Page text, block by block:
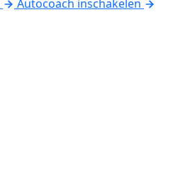
Autocoach inschakelen